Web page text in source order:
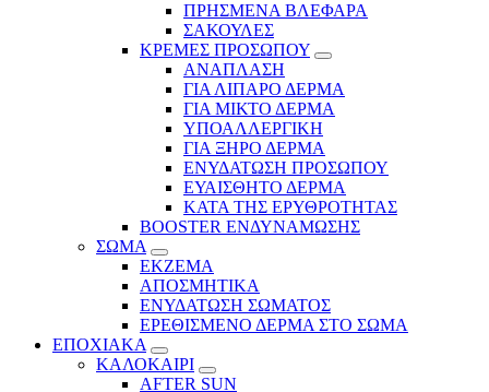
ΠΡΗΣΜΕΝΑ ΒΛΕΦΑΡΑ
ΣΑΚΟΥΛΕΣ
ΚΡΕΜΕΣ ΠΡΟΣΩΠΟΥ
ΑΝΑΠΛΑΣΗ
ΓΙΑ ΛΙΠΑΡΟ ΔΕΡΜΑ
ΓΙΑ ΜΙΚΤΟ ΔΕΡΜΑ
ΥΠΟΑΛΛΕΡΓΙΚΗ
ΓΙΑ ΞΗΡΟ ΔΕΡΜΑ
ΕΝΥΔΑΤΩΣΗ ΠΡΟΣΩΠΟΥ
ΕΥΑΙΣΘΗΤΟ ΔΕΡΜΑ
ΚΑΤΑ ΤΗΣ ΕΡΥΘΡΟΤΗΤΑΣ
BOOSTER ΕΝΔΥΝΑΜΩΣΗΣ
ΣΩΜΑ
ΕΚΖΕΜΑ
ΑΠΟΣΜΗΤΙΚΑ
ΕΝΥΔΑΤΩΣΗ ΣΩΜΑΤΟΣ
ΕΡΕΘΙΣΜΕΝΟ ΔΕΡΜΑ ΣΤΟ ΣΩΜΑ
ΕΠΟΧΙΑΚΑ
ΚΑΛΟΚΑΙΡΙ
AFTER SUN